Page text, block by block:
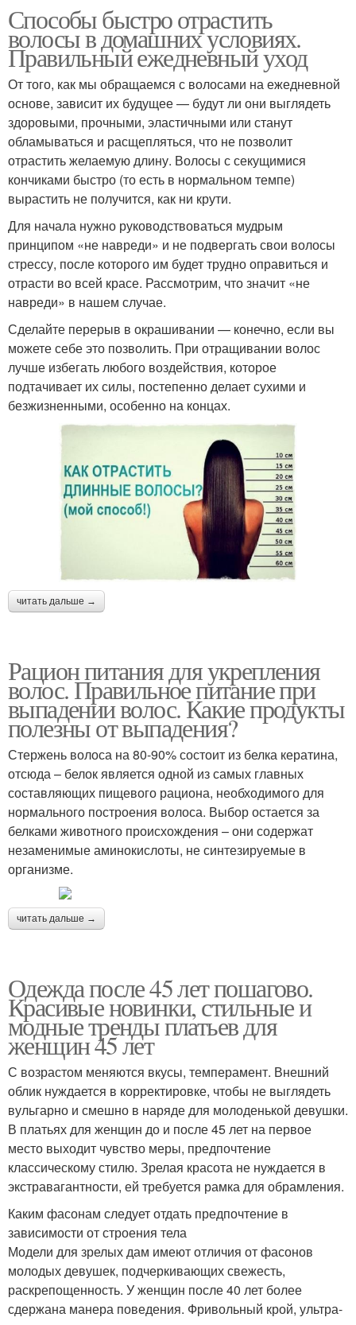
Способы быстро отрастить
волосы в домашних условиях.
Правильный ежедневный уход
От того, как мы обращаемся с волосами на ежедневной
основе, зависит их будущее — будут ли они выглядеть
здоровыми, прочными, эластичными или станут
обламываться и расщепляться, что не позволит
отрастить желаемую длину. Волосы с секущимися
кончиками быстро (то есть в нормальном темпе)
вырастить не получится, как ни крути.
Для начала нужно руководствоваться мудрым
принципом «не навреди» и не подвергать свои волосы
стрессу, после которого им будет трудно оправиться и
отрасти во всей красе. Рассмотрим, что значит «не
навреди» в нашем случае.
Сделайте перерыв в окрашивании — конечно, если вы
можете себе это позволить. При отращивании волос
лучше избегать любого воздействия, которое
подтачивает их силы, постепенно делает сухими и
безжизненными, особенно на концах.
читать дальше →
Рацион питания для укрепления
волос. Правильное питание при
выпадении волос. Какие продукты
полезны от выпадения?
Стержень волоса на 80-90% состоит из белка кератина,
отсюда – белок является одной из самых главных
составляющих пищевого рациона, необходимого для
нормального построения волоса. Выбор остается за
белками животного происхождения – они содержат
незаменимые аминокислоты, не синтезируемые в
организме.
читать дальше →
Одежда после 45 лет пошагово.
Красивые новинки, стильные и
модные тренды платьев для
женщин 45 лет
С возрастом меняются вкусы, темперамент. Внешний
облик нуждается в корректировке, чтобы не выглядеть
вульгарно и смешно в наряде для молоденькой девушки.
В платьях для женщин до и после 45 лет на первое
место выходит чувство меры, предпочтение
классическому стилю. Зрелая красота не нуждается в
экстравагантности, ей требуется рамка для обрамления.
Каким фасонам следует отдать предпочтение в
зависимости от строения тела
Модели для зрелых дам имеют отличия от фасонов
молодых девушек, подчеркивающих свежесть,
раскрепощенность. У женщин после 40 лет более
сдержана манера поведения. Фривольный крой, ультра-